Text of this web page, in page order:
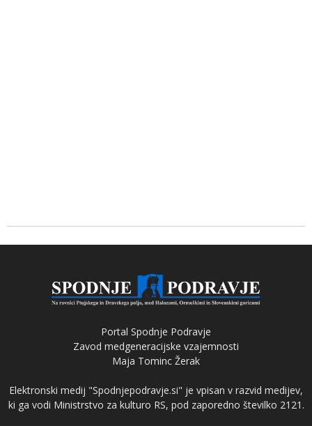
Portal Spodnje Podravje
Zavod medgeneracijske vzajemnosti
Maja Tominc Žerak
Elektronski medij "Spodnjepodravje.si" je vpisan v razvid medijev,
ki ga vodi Ministrstvo za kulturo RS, pod zaporedno številko 2121.